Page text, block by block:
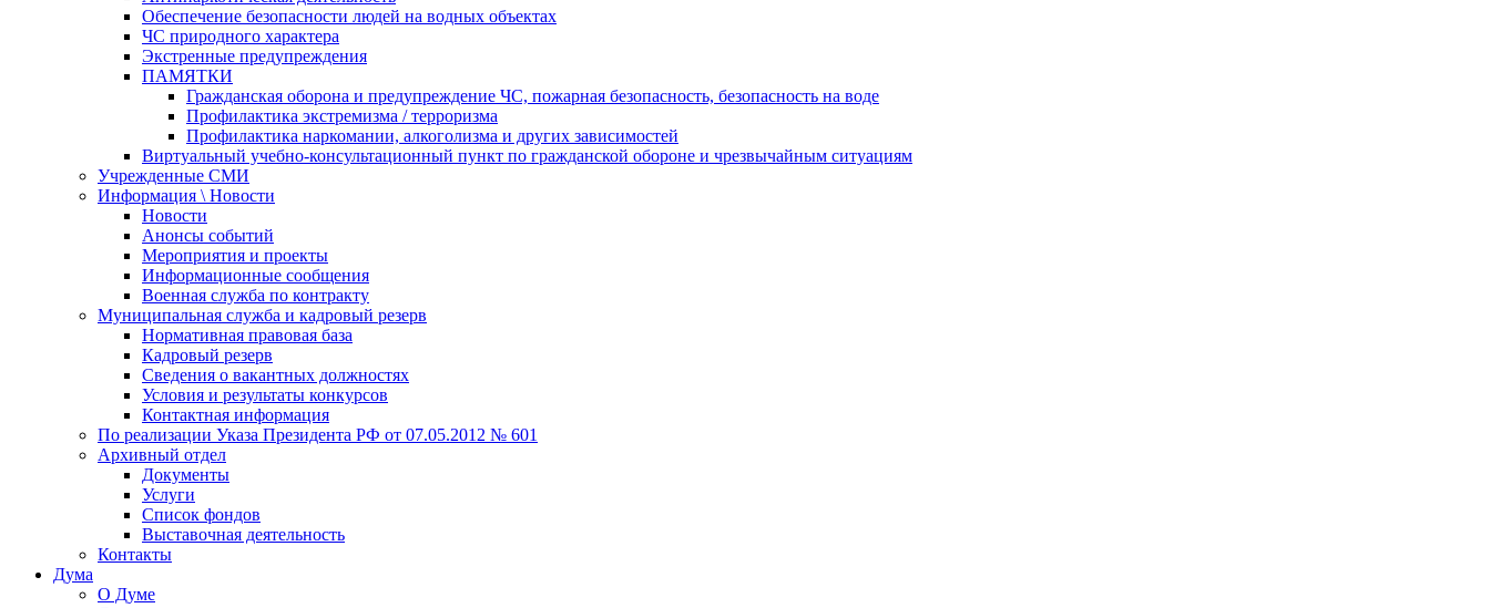
Обеспечение безопасности людей на водных объектах
ЧС природного характера
Экстренные предупреждения
ПАМЯТКИ
Гражданская оборона и предупреждение ЧС, пожарная безопасность, безопасность на воде
Профилактика экстремизма / терроризма
Профилактика наркомании, алкоголизма и других зависимостей
Виртуальный учебно-консультационный пункт по гражданской обороне и чрезвычайным ситуациям
Учрежденные СМИ
Информация \ Новости
Новости
Анонсы событий
Мероприятия и проекты
Информационные сообщения
Военная служба по контракту
Муниципальная служба и кадровый резерв
Нормативная правовая база
Кадровый резерв
Сведения о вакантных должностях
Условия и результаты конкурсов
Контактная информация
По реализации Указа Президента РФ от 07.05.2012 № 601
Архивный отдел
Документы
Услуги
Список фондов
Выставочная деятельность
Контакты
Дума
О Думе